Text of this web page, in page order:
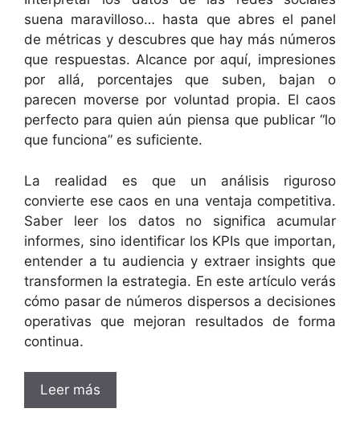
suena maravilloso… hasta que abres el panel
de métricas y descubres que hay más números
que respuestas. Alcance por aquí, impresiones
por allá, porcentajes que suben, bajan o
parecen moverse por voluntad propia. El caos
perfecto para quien aún piensa que publicar “lo
que funciona” es suficiente.
La realidad es que un análisis riguroso
convierte ese caos en una ventaja competitiva.
Saber leer los datos no significa acumular
informes, sino identificar los KPIs que importan,
entender a tu audiencia y extraer insights que
transformen la estrategia. En este artículo verás
cómo pasar de números dispersos a decisiones
operativas que mejoran resultados de forma
continua.
Leer más